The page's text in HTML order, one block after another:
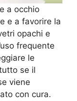
a occhio
e a favorire la
opachi e
frequente
le
se il
viene
con cura.